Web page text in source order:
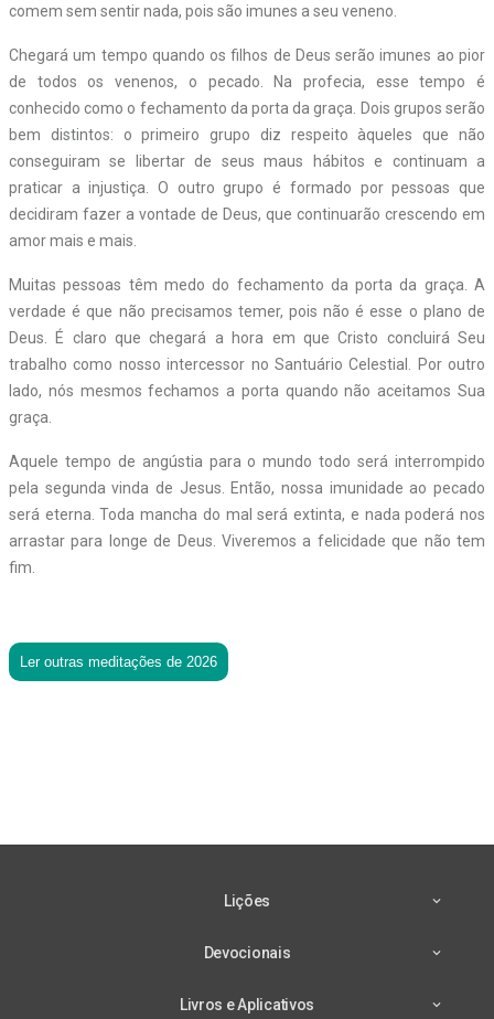
comem sem sentir nada, pois são imunes a seu veneno.
Chegará um tempo quando os filhos de Deus serão imunes ao pior
de todos os venenos, o pecado. Na profecia, esse tempo é
conhecido como o fechamento da porta da graça. Dois grupos serão
bem distintos: o primeiro grupo diz respeito àqueles que não
conseguiram se libertar de seus maus hábitos e continuam a
praticar a injustiça. O outro grupo é formado por pessoas que
decidiram fazer a vontade de Deus, que continuarão crescendo em
amor mais e mais.
Muitas pessoas têm medo do fechamento da porta da graça. A
verdade é que não precisamos temer, pois não é esse o plano de
Deus. É claro que chegará a hora em que Cristo concluirá Seu
trabalho como nosso intercessor no Santuário Celestial. Por outro
lado, nós mesmos fechamos a porta quando não aceitamos Sua
graça.
Aquele tempo de angústia para o mundo todo será interrompido
pela segunda vinda de Jesus. Então, nossa imunidade ao pecado
será eterna. Toda mancha do mal será extinta, e nada poderá nos
arrastar para longe de Deus. Viveremos a felicidade que não tem
fim.
Ler outras meditações de 2026
Lições
Devocionais
Livros e Aplicativos